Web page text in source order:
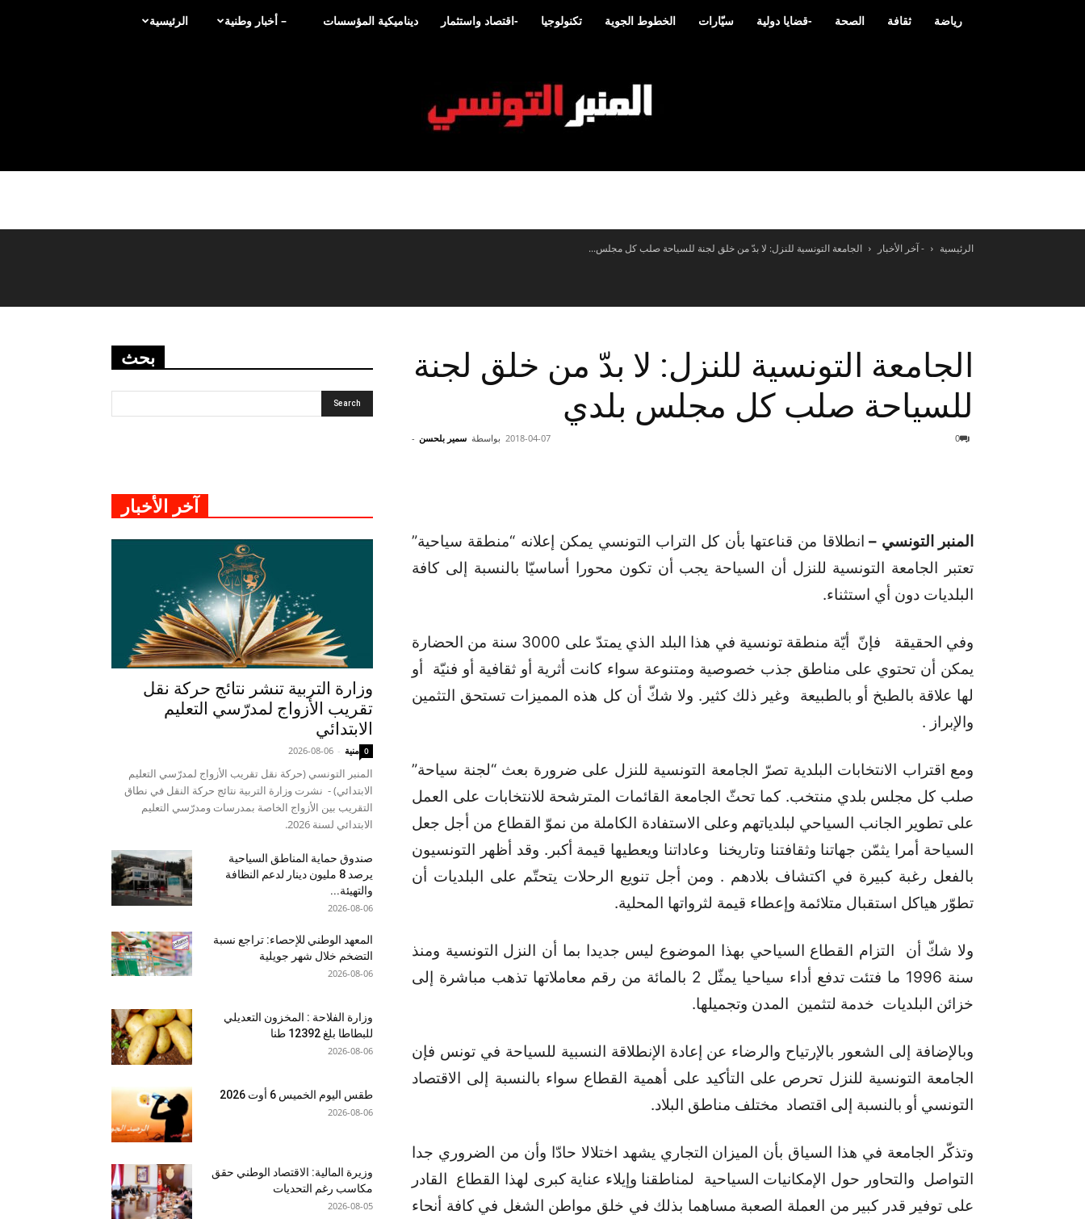
الرئيسية – أخبار وطنية ديناميكية المؤسسات -اقتصاد واستثمار تكنولوجيا الخطوط الجوية سيّارات -قضايا دولية الصحة ثقافة رياضة
الرئيسية - آخر الأخبار الجامعة التونسية للنزل: لا بدّ من خلق لجنة للسياحة صلب كل مجلس...
الجامعة التونسية للنزل: لا بدّ من خلق لجنة
للسياحة صلب كل مجلس بلدي
بواسطة سمير بلحسن - 2018-04-07 0
المنبر التونسي – انطلاقا من قناعتها بأن كل التراب التونسي يمكن إعلانه “منطقة سياحية”
تعتبر الجامعة التونسية للنزل أن السياحة يجب أن تكون محورا أساسيّا بالنسبة إلى كافة
البلديات دون أي استثناء.
وفي الحقيقة فإنّ أيّة منطقة تونسية في هذا البلد الذي يمتدّ على 3000 سنة من الحضارة
يمكن أن تحتوي على مناطق جذب خصوصية ومتنوعة سواء كانت أثرية أو ثقافية أو فنيّة أو
لها علاقة بالطبخ أو بالطبيعة وغير ذلك كثير. ولا شكّ أن كل هذه المميزات تستحق التثمين
والإبراز .
ومع اقتراب الانتخابات البلدية تصرّ الجامعة التونسية للنزل على ضرورة بعث “لجنة سياحة”
صلب كل مجلس بلدي منتخب. كما تحثّ الجامعة القائمات المترشحة للانتخابات على العمل
على تطوير الجانب السياحي لبلدياتهم وعلى الاستفادة الكاملة من نموّ القطاع من أجل جعل
السياحة أمرا يثمّن جهاتنا وثقافتنا وتاريخنا وعاداتنا ويعطيها قيمة أكبر. وقد أظهر التونسيون
بالفعل رغبة كبيرة في اكتشاف بلادهم . ومن أجل تنويع الرحلات يتحتّم على البلديات أن
تطوّر هياكل استقبال متلائمة وإعطاء قيمة لثرواتها المحلية.
ولا شكّ أن التزام القطاع السياحي بهذا الموضوع ليس جديدا بما أن النزل التونسية ومنذ
سنة 1996 ما فتئت تدفع أداء سياحيا يمثّل 2 بالمائة من رقم معاملاتها تذهب مباشرة إلى
خزائن البلديات خدمة لتثمين المدن وتجميلها.
وبالإضافة إلى الشعور بالإرتياح والرضاء عن إعادة الإنطلاقة النسبية للسياحة في تونس فإن
الجامعة التونسية للنزل تحرص على التأكيد على أهمية القطاع سواء بالنسبة إلى الاقتصاد
التونسي أو بالنسبة إلى اقتصاد مختلف مناطق البلاد.
وتذكّر الجامعة في هذا السياق بأن الميزان التجاري يشهد اختلالا حادّا وأن من الضروري جدا
التواصل والتحاور حول الإمكانيات السياحية لمناطقنا وإيلاء عناية كبرى لهذا القطاع القادر
على توفير قدر كبير من العملة الصعبة مساهما بذلك في خلق مواطن الشغل في كافة أنحاء
بحث
آخر الأخبار
وزارة التربية تنشر نتائج حركة نقل
تقريب الأزواج لمدرّسي التعليم
الابتدائي
منية -
2026-08-06 0
المنبر التونسي (حركة نقل تقريب الأزواج لمدرّسي التعليم
الابتدائي) - نشرت وزارة التربية نتائج حركة النقل في نطاق
التقريب بين الأزواج الخاصة بمدرسات ومدرّسي التعليم
الابتدائي لسنة 2026.
صندوق حماية المناطق السياحية
يرصد 8 مليون دينار لدعم النظافة
والتهيئة...
2026-08-06
المعهد الوطني للإحصاء: تراجع نسبة
التضخم خلال شهر جويلية
2026-08-06
وزارة الفلاحة : المخزون التعديلي
للبطاطا بلغ 12392 طنا
2026-08-06
طقس اليوم الخميس 6 أوت 2026
2026-08-06
وزيرة المالية: الاقتصاد الوطني حقق
مكاسب رغم التحديات
2026-08-05